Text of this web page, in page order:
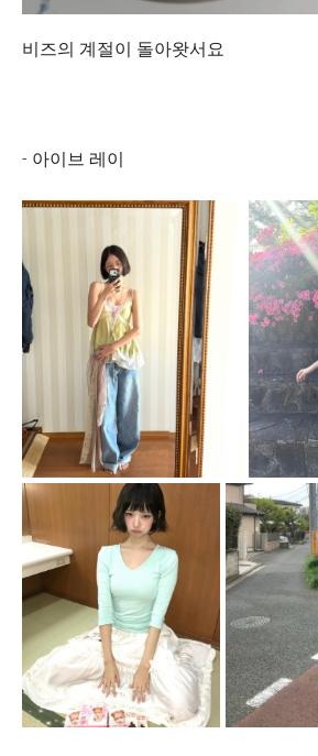
비즈의 계절이 돌아왓서요
- 아이브 레이